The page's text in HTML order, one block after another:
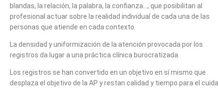
blandas, la relación, la palabra, la confianza…, que posibilitan al
profesional actuar sobre la realidad individual de cada una de las
personas que atiende en cada contexto.
La densidad y uniformización de la atención provocada por los
registros da lugar a una práctica clínica burocratizada.
Los registros se han convertido en un objetivo en sí mismo que
desplaza el objetivo de la AP y restan calidad y tiempo para el